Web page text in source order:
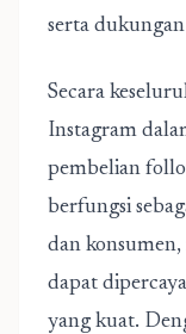
serta
Secara
Instagram
pembelian
berfungsi
dan
dapat
yang kuat.